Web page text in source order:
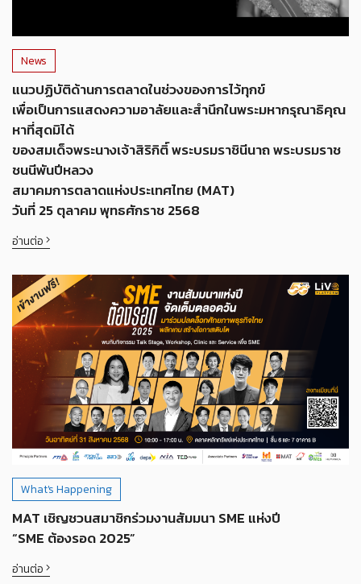
News
แนวปฏิบัติด้านการตลาดในช่วงของการไว้ทุกข์
เพื่อเป็นการแสดงความอาลัยและสำนึกในพระมหากรุณาธิคุณ
หาที่สุดมิได้
ของสมเด็จพระนางเจ้าสิริกิติ์ พระบรมราชินีนาถ พระบรมราช
ชนนีพันปีหลวง
สมาคมการตลาดแห่งประเทศไทย (MAT)
วันที่ 25 ตุลาคม พุทธศักราช 2568
อ่านต่อ
What's Happening
MAT เชิญชวนสมาชิกร่วมงานสัมมนา SME แห่งปี
“SME ต้องรอด 2025”
อ่านต่อ